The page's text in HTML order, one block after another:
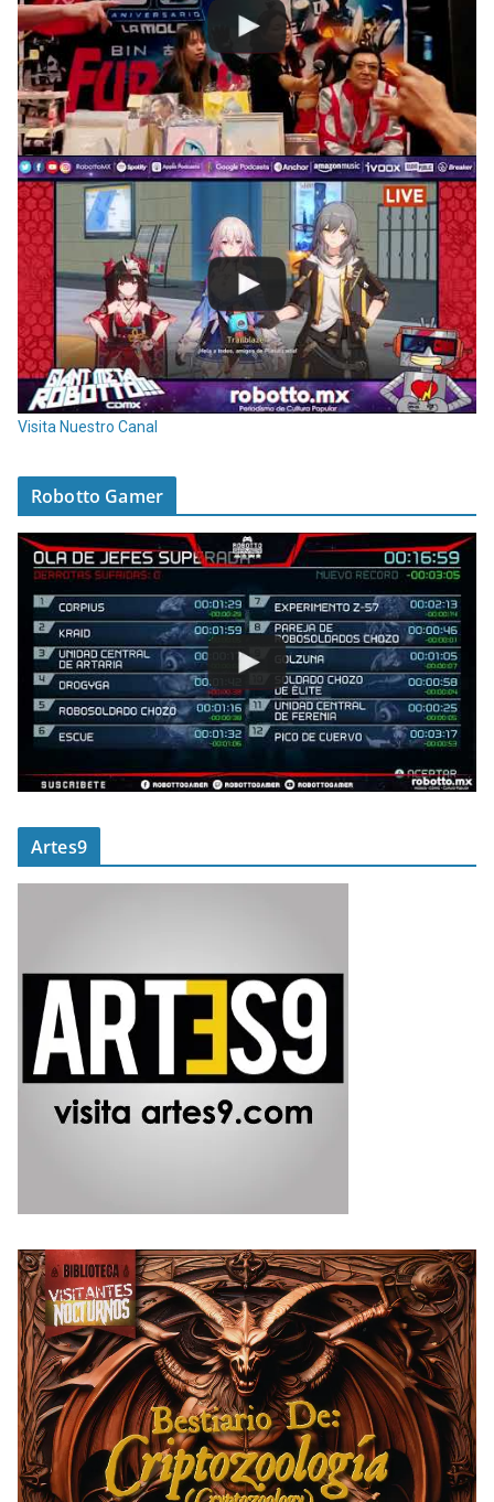
Visita Nuestro Canal
Robotto Gamer
Artes9